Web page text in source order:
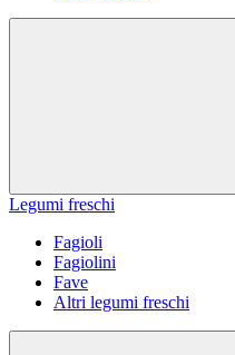
Legumi freschi
Fagioli
Fagiolini
Fave
Altri legumi freschi